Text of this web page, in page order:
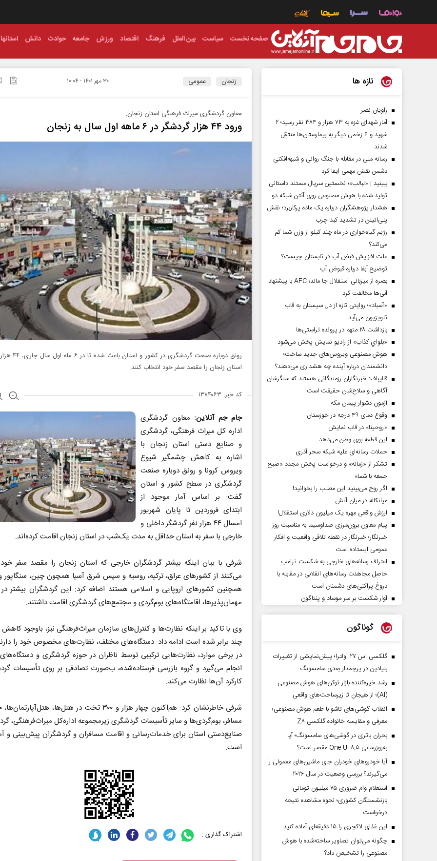
صفحه نخست سیاست بین الملل فرهنگ اقتصاد ورزش جامعه حوادث دانش استانها
زنجان عمومی ۳۰ مهر ۱۴۰۱ - ۱۰:۰۴
معاون گردشگری میراث فرهنگی استان زنجان:
ورود ۴۴ هزار گردشگر در ۶ ماهه اول سال به زنجان
رونق دوباره صنعت
استان زنجان را مقصد سفر خود انتخاب کنند.
کد خبر: ۱۳۸۴۰۶۳
جام جم آنلاین: معاون گردشگری
اداره کل میراث فرهنگی، گردشگری
و صنایع دستی استان زنجان با
اشاره به کاهش چشمگیر شیوع
ویروس کرونا و رونق دوباره صنعت
گردشگری در سطح کشور و استان
گفت: بر اساس آمار موجود از
ابتدای فروردین تا پایان شهریور
امسال ۴۴ هزار نفر گردشگر داخلی و
خارجی با سفر به استان حداقل به مدت یک‌شب در استان زنجان اقامت کرده‌اند.
شرفی با بیان اینکه بیشتر گردشگران خارجی که استان زنجان را مقصد سفر
می‌کنند از کشور‌های عراق، ترکیه، روسیه و سپس شرق آسیا همچون چین، سنگاپور
همچنین کشور‌های اروپایی و اسلامی هستند اضافه کرد: این گردشگران بیشتر
مهمان‌پذیرها، اقامتگاه‌های بوم‌گردی و مجتمع‌های گردشگری اقامت داشتند.
وی با تاکید بر اینکه نظارت‌ها و کنترل‌های سازمان میراث‌فرهنگی نیز، باوجود کاهش
چند برابر شده است ادامه داد: دستگاه‌های مختلف، نظارت‌های مخصوص خود را
در برخی موارد، نظارت‌هایی ترکیبی توسط ناظران در حوزه گردشگری و
انجام می‌گیرد و گروه بازرسی فرستاده‌شده، ب‌صورت تصادفی بر روی تأسیسات
کارکرد آن‌ها نظارت می‌کند.
شرفی خاطرنشان کرد: هم‌اکنون چهار هزار و ۳۰۰ تخت در هتل‌ها،
مسافر، بوم‌گردی‌ها و سایر تأسیسات گردشگری زیرمجموعه اداره‌کل میراث‌فرهنگی،
صنایع‌دستی استان برای خدمات‌رسانی و اقامت مسافران و گردشگران پیش‌بینی و
است.
اشتراک گذاری :
تازه ها
راویان نصر
آمار شهدای غزه به ۷۳ هزار و ۳۸۴ نفر رسید؛ ۲
شهید و ۶ زخمی دیگر به بیمارستان‌ها منتقل
شدند
رسانه ملی در مقابله با جنگ روانی و شبهه‌افکنی
دشمن نقش مهمی ایفا کرد
ببینید | «لبالب»؛ نخستین سریال مستند داستانی
تولید شده با هوش مصنوعی روی آنتن شبکه دو
هشدار پژوهشگران درباره یک ماده پرکاربرد؛ نقش
پلی‌اتیلن در تشدید کبد چرب
رژیم گیاه‌خواری در ماه چند کیلو از وزن شما کم
می‌کند؟
علت افزایش قبض آب در تابستان چیست؟
توضیح آبفا درباره قبوض آب
بصره از میزبانی استقلال جا ماند؛ AFC با پیشنهاد
آبی‌ها مخالفت کرد
«آسباد»؛ روایتی تازه از دل سیستان به قاب
تلویزیون می‌آید
بازداشت ۲۸ متهم در پرونده تراستی‌ها
«بلواي کذاب» از رادیو نمایش پخش می‌شود
هوش مصنوعی ویروس‌های جدید ساخت؛
دانشمندان درباره آینده چه هشداری می‌دهند؟
قالیباف: خبرنگاران رزمندگانی هستند که سنگرشان
آگاهی و سلاح‌شان حقیقت است
آزمون دشوار پیمان مکه
وقوع دمای ۴۹ درجه در خوزستان
«روحینا» در قاب نمایش
این قطعه بوی وطن می‌دهد
حملات رسانه‌ای علیه شبکه سحر آذری
تشکر از «زمانه» و درخواست پخش مجدد «صبح
جمعه با شما»
اگر روح می‌بینید این مطلب را بخوانید!
میانکاله در میان آتش
ارزش واقعی مهره یک میلیون دلاری استقلال!
پیام معاون برون‌مرزی صداوسیما به مناسبت روز
خبرنگار؛ خبرنگار در نقطه تلاقی واقعیت و افکار
عمومی ایستاده است
اعتراف رسانه‌های خارجی به شکست ترامپ
حاصل مجاهدت رسانه‌های انقلابی در مقابله با
دروغ پراکنی‌های دشمنان است
آوار شکست بر سر موساد و پنتاگون
گوناگون
گلکسی اس ۲۷ اولترا؛ پیش‌نمایشی از تغییرات
بنیادین در پرچمدار بعدی سامسونگ
رشد خیره‌کننده بازار توکن‌های هوش مصنوعی
(AI)؛ از هیجان تا زیرساخت‌های واقعی
انقلاب گوشی‌های تاشو‌ با طعم هوش مصنوعی؛
معرفی و مقایسه خانواده گلکسی Z۸
بحران باتری در گوشی‌های سامسونگ؛ آیا
به‌روزرسانی One UI ۸.۵ مقصر است؟
آیا خودروهای خودران جای ماشین‌های معمولی را
می‌گیرند؟ بررسی وضعیت در سال ۲۰۲۶
استعلام وام ضروری ۷۵ میلیون تومانی
بازنشستگان کشوری؛ نحوه مشاهده نتیجه
درخواست
این غذای لاکچری را ۱۵ دقیقه‌ای آماده کنید
چگونه می‌توان تصاویر ساخته‌شده با هوش
مصنوعی را تشخیص داد؟